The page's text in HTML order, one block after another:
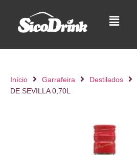
Início Garrafeira Destilados
DE SEVILLA 0,70L